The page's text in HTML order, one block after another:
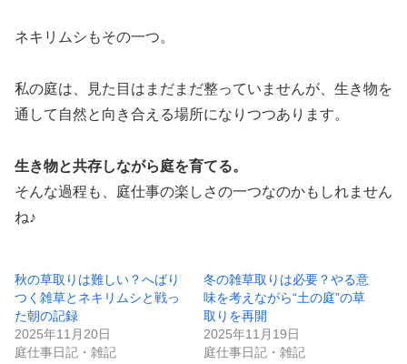
ネキリムシもその一つ。
私の庭は、見た目はまだまだ整っていませんが、生き物を
通して自然と向き合える場所になりつつあります。
生き物と共存しながら庭を育てる。
そんな過程も、庭仕事の楽しさの一つなのかもしれません
ね♪
秋の草取りは難しい？へばり
つく雑草とネキリムシと戦っ
た朝の記録
2025年11月20日
庭仕事日記・雑記
冬の雑草取りは必要？やる意
味を考えながら“土の庭”の草
取りを再開
2025年11月19日
庭仕事日記・雑記